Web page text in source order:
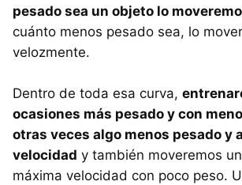
pesado sea un objeto lo
cuánto menos pesado sea, lo
velozmente.
Dentro de toda esa curva,
ocasiones más pesado y con
otras veces algo menos pesado y
velocidad y también moveremos
máxima velocidad con poco peso.